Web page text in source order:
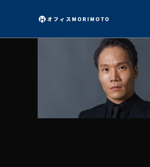
山下 徳久